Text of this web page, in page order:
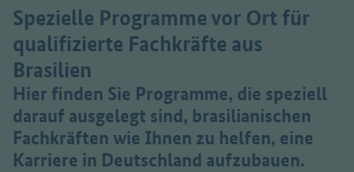
Spezielle Programme vor Ort für
qualifizierte Fachkräfte aus
Brasilien
Hier finden Sie Programme, die speziell
darauf ausgelegt sind, brasilianischen
Fachkräften wie Ihnen zu helfen, eine
Karriere in Deutschland aufzubauen.